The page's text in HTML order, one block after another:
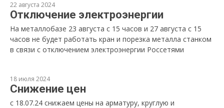
22 августа 2024
Отключение электроэнергии
На металлобазе 23 августа с 15 часов и 27 августа с 15
часов не будет работать кран и порезка металла станком
в связи с отключением электроэнергии Россетями
18 июля 2024
Снижение цен
с 18.07.24 снижаем цены на арматуру, круглую и